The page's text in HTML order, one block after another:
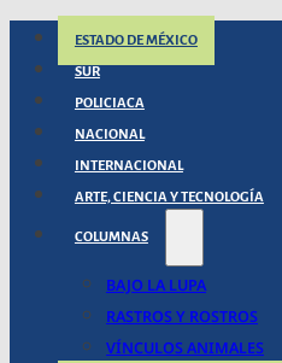
ESTADO DE MÉXICO
SUR
POLICIACA
NACIONAL
INTERNACIONAL
ARTE, CIENCIA Y TECNOLOGÍA
COLUMNAS
BAJO LA LUPA
RASTROS Y ROSTROS
VÍNCULOS ANIMALES